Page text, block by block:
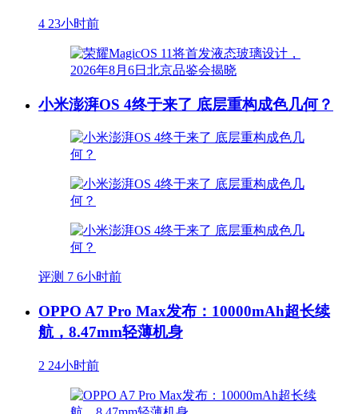
4 23小时前
小米澎湃OS 4终于来了 底层重构成色几何？
评测 7 6小时前
OPPO A7 Pro Max发布：10000mAh超长续
航，8.47mm轻薄机身
2 24小时前